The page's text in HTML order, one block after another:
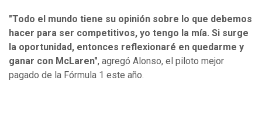
"Todo el mundo tiene su opinión sobre lo que debemos
hacer para ser competitivos, yo tengo la mía. Si surge
la oportunidad, entonces reflexionaré en quedarme y
ganar con McLaren", agregó Alonso, el piloto mejor
pagado de la Fórmula 1 este año.